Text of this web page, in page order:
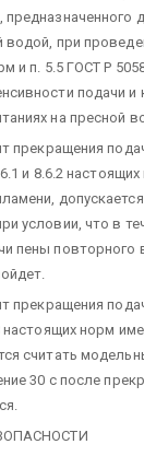
предназначенного
при
и п. 5.5 ГОСТ Р
подачи и
на пресной
прекращения
и 8.6.2
условии, что в
пены повторного
прекращения
настоящих норм
считать
30 с после